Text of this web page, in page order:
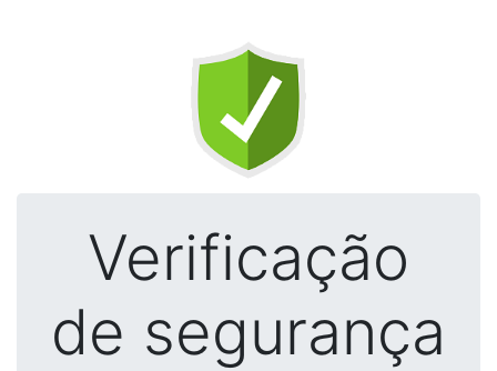
Verificação
de segurança